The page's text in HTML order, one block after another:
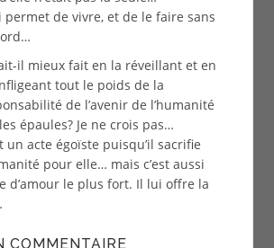
permet de vivre, et de le faire sans
il mieux fait en la réveillant et en
tout le poids de la
de l’avenir de l’humanité
épaules? Je ne crois pas…
un acte égoïste puisqu’il sacrifie
pour elle… mais c’est aussi
d’amour le plus fort. Il lui offre la
COMMENTAIRE